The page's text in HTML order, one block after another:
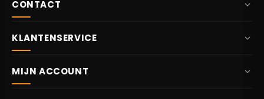
CONTACT
4710 Lontzen
KLANTENSERVICE
Levering
MIJN ACCOUNT